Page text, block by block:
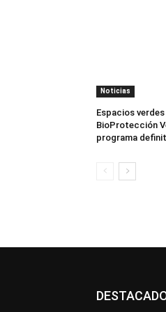
Noticias
Espacios
BioProtección
programa